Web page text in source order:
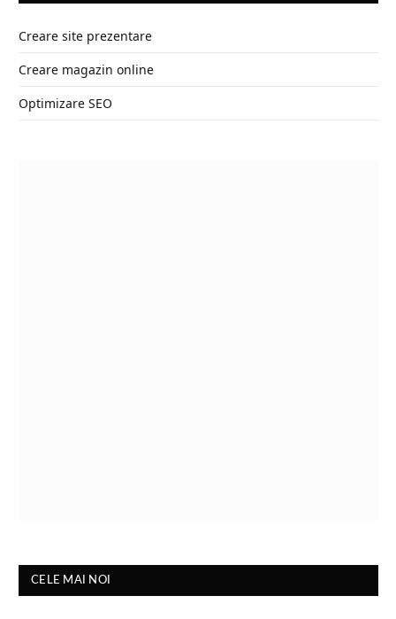
Creare site prezentare
Creare magazin online
Optimizare SEO
CELE MAI NOI